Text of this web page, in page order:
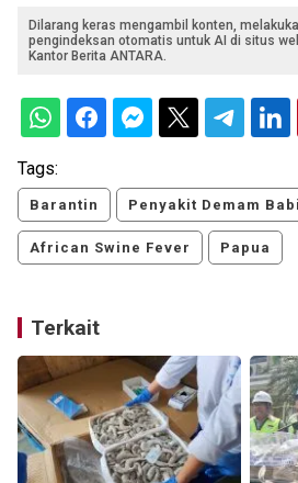
Dilarang keras mengambil konten,
pengindeksan otomatis untuk AI di situs
Kantor Berita ANTARA.
Tags:
Barantin Penyakit Demam
African Swine Fever Papua
Terkait